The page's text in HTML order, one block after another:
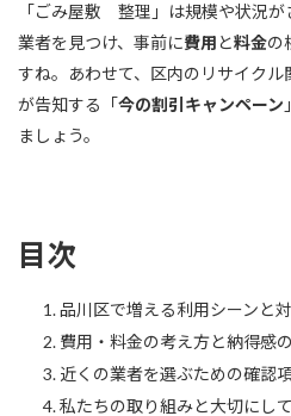
「ごみ屋敷 整理」は規模や状況
業者を見つけ、事前に費用と料金の
すね。あわせて、区内のリサイクル
が告知する「今の割引キャンペーン
ましょう。
目次
品川区で増える利用シーンと
費用・料金の考え方と納得感
近くの業者を選ぶための確認
私たちの取り組みと大切にし